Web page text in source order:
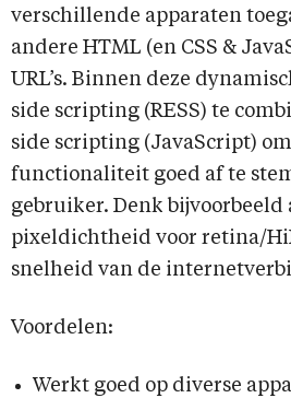
verschillende apparaten
andere HTML (en CSS &
URL’s. Binnen deze
side scripting (RESS) te
side scripting (JavaScript)
functionaliteit goed af te
gebruiker. Denk bijvoorbeeld
pixeldichtheid voor retina/
snelheid van de
Voordelen:
Werkt goed op diverse